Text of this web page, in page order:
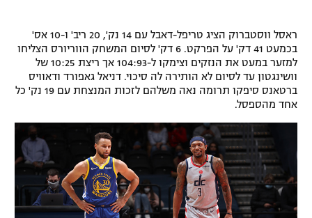
ראסל ווסטברוק הציג טריפל-דאבל עם 14 נק', 20 ריב' ו-10 אס'
בכמעט 41 דק' על הפרקט. 6 דק' לסיום המשחק הווריורס הצליחו
למזער במעט את הנזקים וצימקו ל-104:93 אך ריצת 10:25 של
וושינגטון עד לסיום לא הותירה לה סיכוי. דניאל גאפורד ודאוויס
ברטאנס סיפקו תרומה נאה משלהם לזכות המנצחת עם 19 נק' כל
אחד מהספסל.